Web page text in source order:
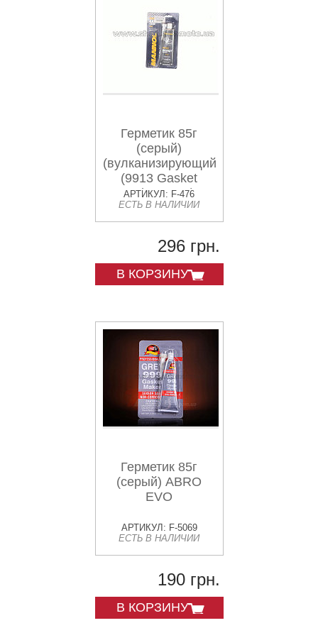
Герметик 85г
(серый)
(вулканизирующийся)
(9913 Gasket
Maker Gray)
MANNOL
АРТИКУЛ: F-476
ЕСТЬ В НАЛИЧИИ
296 грн.
В КОРЗИНУ
Герметик 85г
(серый) ABRO
EVO
АРТИКУЛ: F-5069
ЕСТЬ В НАЛИЧИИ
190 грн.
В КОРЗИНУ